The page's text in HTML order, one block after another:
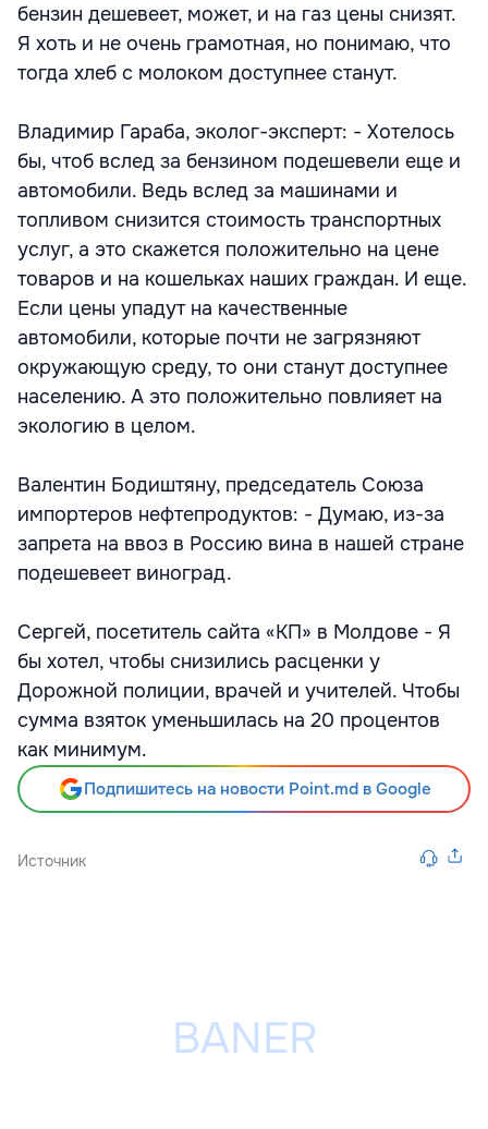
бензин дешевеет, может, и на газ цены снизят.
Я хоть и не очень грамотная, но понимаю, что
тогда хлеб с молоком доступнее станут.
Владимир Гараба, эколог-эксперт: - Хотелось
бы, чтоб вслед за бензином подешевели еще и
автомобили. Ведь вслед за машинами и
топливом снизится стоимость транспортных
услуг, а это скажется положительно на цене
товаров и на кошельках наших граждан. И еще.
Если цены упадут на качественные
автомобили, которые почти не загрязняют
окружающую среду, то они станут доступнее
населению. А это положительно повлияет на
экологию в целом.
Валентин Бодиштяну, председатель Союза
импортеров нефтепродуктов: - Думаю, из-за
запрета на ввоз в Россию вина в нашей стране
подешевеет виноград.
Сергей, посетитель сайта «КП» в Молдове - Я
бы хотел, чтобы снизились расценки у
Дорожной полиции, врачей и учителей. Чтобы
сумма взяток уменьшилась на 20 процентов
как минимум.
Подпишитесь на новости Point.md в Google
Источник